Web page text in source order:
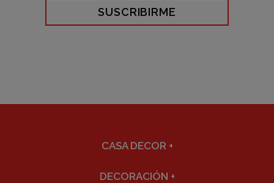
SUSCRIBIRME
CASA DECOR +
DECORACIÓN +